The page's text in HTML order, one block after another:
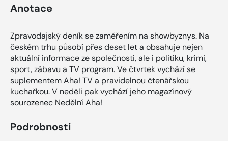
Anotace
Zpravodajský deník se zaměřením na showbyznys. Na
českém trhu působí přes deset let a obsahuje nejen
aktuální informace ze společnosti, ale i politiku, krimi,
sport, zábavu a TV program. Ve čtvrtek vychází se
suplementem Aha! TV a pravidelnou čtenářskou
kuchařkou. V neděli pak vychází jeho magazínový
sourozenec Nedělní Aha!
Podrobnosti